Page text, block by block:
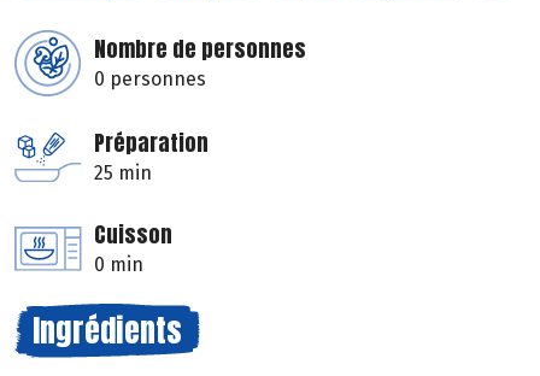
Nombre de personnes
0 personnes
Préparation
25 min
Cuisson
0 min
Ingrédients